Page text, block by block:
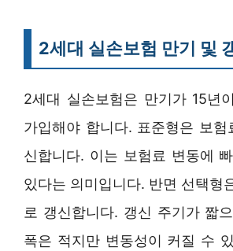
2세대 실손보험 만기 및
2세대 실손보험은 만기가 15년
가입해야 합니다. 표준형은 보험
신합니다. 이는 보험료 변동에
있다는 의미입니다. 반면 선택형
로 갱신합니다. 갱신 주기가 짧
폭은 적지만 변동성이 커질 수